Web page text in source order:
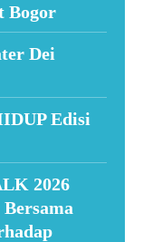
Bogor
Dei
Edisi
2026